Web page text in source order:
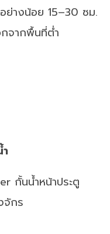
ย่างน้อย 15–30 ซม.
จากพื้นที่ต่ำ
กั้นน้ำหน้าประตู
จักร